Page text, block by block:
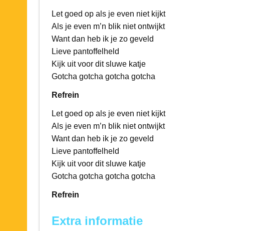
Let goed op als je even niet kijkt
Als je even m’n blik niet ontwijkt
Want dan heb ik je zo geveld
Lieve pantoffelheld
Kijk uit voor dit sluwe katje
Gotcha gotcha gotcha gotcha
Refrein
Let goed op als je even niet kijkt
Als je even m’n blik niet ontwijkt
Want dan heb ik je zo geveld
Lieve pantoffelheld
Kijk uit voor dit sluwe katje
Gotcha gotcha gotcha gotcha
Refrein
Extra informatie